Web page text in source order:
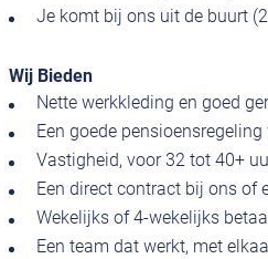
Je komt bij ons uit de buurt
Wij Bieden
Nette werkkleding en goed
Een goede
Vastigheid, voor 32 tot 40+
Een direct contract bij ons of
Wekelijks of 4-wekelijks
Een team dat werkt, met